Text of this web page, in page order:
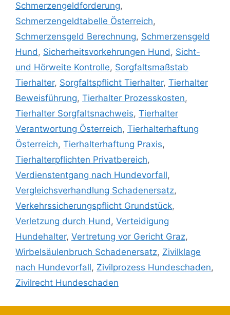
Schmerzengeldforderung,
Schmerzengeldtabelle Österreich,
Schmerzensgeld Berechnung, Schmerzensgeld
Hund, Sicherheitsvorkehrungen Hund, Sicht-
und Hörweite Kontrolle, Sorgfaltsmaßstab
Tierhalter, Sorgfaltspflicht Tierhalter, Tierhalter
Beweisführung, Tierhalter Prozesskosten,
Tierhalter Sorgfaltsnachweis, Tierhalter
Verantwortung Österreich, Tierhalterhaftung
Österreich, Tierhalterhaftung Praxis,
Tierhalterpflichten Privatbereich,
Verdienstentgang nach Hundevorfall,
Vergleichsverhandlung Schadenersatz,
Verkehrssicherungspflicht Grundstück,
Verletzung durch Hund, Verteidigung
Hundehalter, Vertretung vor Gericht Graz,
Wirbelsäulenbruch Schadenersatz, Zivilklage
nach Hundevorfall, Zivilprozess Hundeschaden,
Zivilrecht Hundeschaden